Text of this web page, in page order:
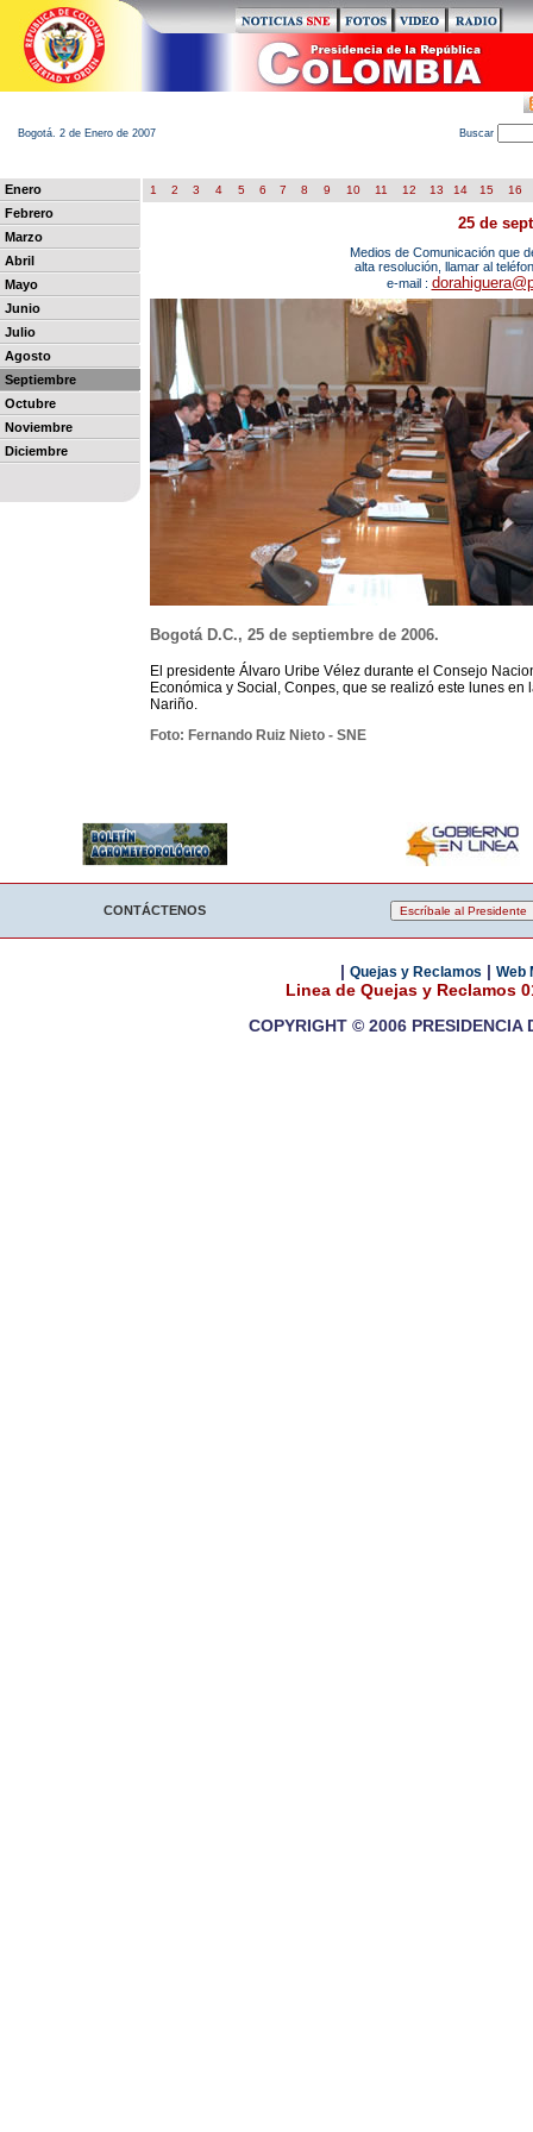
Bogotá. 2 de Enero de 2007 Buscar
Enero
Febrero
Marzo
Abril
Mayo
Junio
Julio
Agosto
Septiembre
Octubre
Noviembre
Diciembre
1 2 3 4 5 6 7 8 9 10 11 12 13 14 15 16
25 de
Medios de Comunicación que
alta resolución, llamar al
e-mail :
Bogotá D.C., 25 de septiembre de 2006.
El presidente Álvaro Uribe Vélez durante el Consejo
Económica y Social, Conpes, que se realizó este lunes en
Nariño.
Foto: Fernando Ruiz Nieto - SNE
CONTÁCTENOS
| Quejas y Reclamos | Web
Linea de Quejas y Reclamos
COPYRIGHT © 2006 PRESIDENCIA